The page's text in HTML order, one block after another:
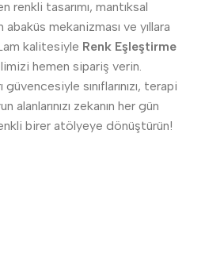
renkli tasarımı, mantıksal
mekanizması ve yıllara
kalitesiyle Renk Eşleştirme
hemen sipariş verin.
sınıflarınızı, terapi
alanlarınızı zekanın her gün
birer atölyeye dönüştürün!